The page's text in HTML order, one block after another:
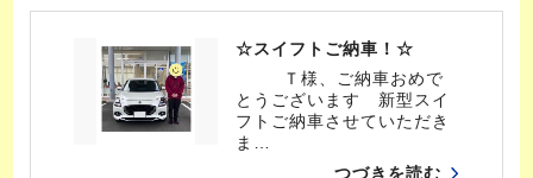
☆スイフトご納車！☆
Ｔ様、ご納車おめで
とうございます 新型スイ
フトご納車させていただき
ま…
つづきを読む